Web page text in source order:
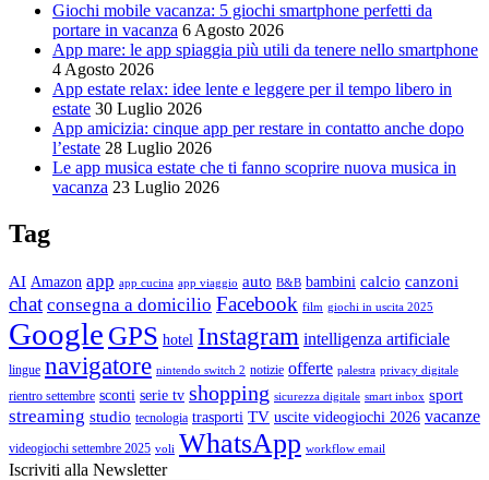
Giochi mobile vacanza: 5 giochi smartphone perfetti da
portare in vacanza 6 Agosto 2026
App mare: le app spiaggia più utili da tenere nello smartphone
4 Agosto 2026
App estate relax: idee lente e leggere per il tempo libero in
estate 30 Luglio 2026
App amicizia: cinque app per restare in contatto anche dopo
l’estate 28 Luglio 2026
Le app musica estate che ti fanno scoprire nuova musica in
vacanza 23 Luglio 2026
Tag
AI Amazon app app cucina app viaggio auto B&B bambini calcio canzoni
chat consegna a domicilio Facebook film giochi in uscita 2025
Google GPS hotel Instagram intelligenza artificiale
lingue navigatore nintendo switch 2 notizie offerte palestra privacy digitale
rientro settembre sconti serie tv shopping sicurezza digitale smart inbox sport
streaming studio tecnologia trasporti TV uscite videogiochi 2026 vacanze
videogiochi settembre 2025 voli WhatsApp workflow email
Iscriviti alla Newsletter